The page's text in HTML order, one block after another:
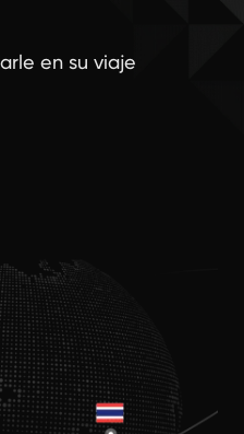
en su viaje